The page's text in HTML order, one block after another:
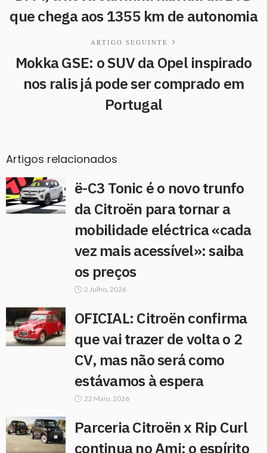
que chega aos 1355 km de autonomia
ARTIGO SEGUINTE
Mokka GSE: o SUV da Opel inspirado
nos ralis já pode ser comprado em
Portugal
Artigos relacionados
ë-C3 Tonic é o novo trunfo
da Citroën para tornar a
mobilidade eléctrica «cada
vez mais acessível»: saiba
os preços
2 Julho, 2026
OFICIAL: Citroën confirma
que vai trazer de volta o 2
CV, mas não será como
estávamos à espera
22 Maio, 2026
Parceria Citroën x Rip Curl
continua no Ami: o espírito